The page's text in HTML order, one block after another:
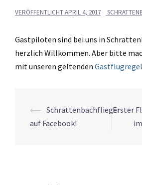
VERÖFFENTLICHTAPRIL 4, 2017
Gastpiloten sind bei uns in
herzlich Willkommen. Aber bitte
mit unseren geltenden
Beitrags-
Navigation
⟵ Schrattenbachflieger
auf Facebook!
Erster